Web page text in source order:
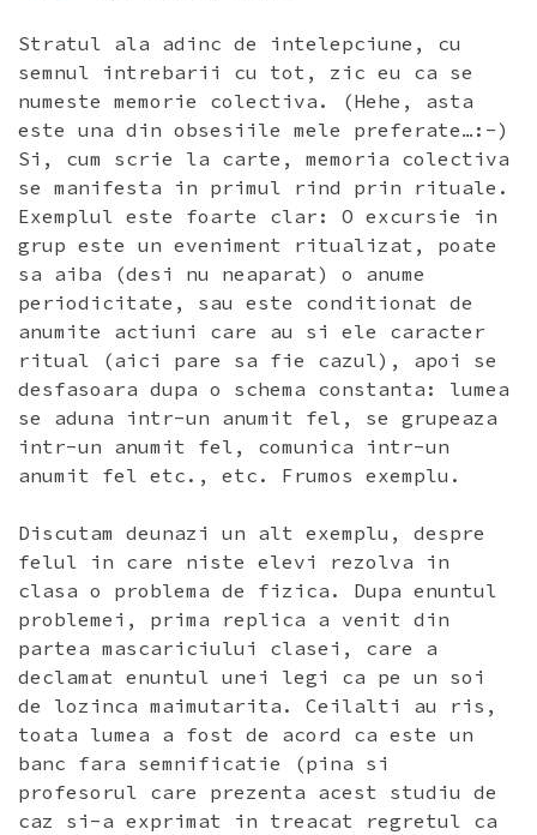
Stratul ala adinc de intelepciune, cu
semnul intrebarii cu tot, zic eu ca se
numeste memorie colectiva. (Hehe, asta
este una din obsesiile mele preferate…:-)
Si, cum scrie la carte, memoria colectiva
se manifesta in primul rind prin rituale.
Exemplul este foarte clar: O excursie in
grup este un eveniment ritualizat, poate
sa aiba (desi nu neaparat) o anume
periodicitate, sau este conditionat de
anumite actiuni care au si ele caracter
ritual (aici pare sa fie cazul), apoi se
desfasoara dupa o schema constanta: lumea
se aduna intr-un anumit fel, se grupeaza
intr-un anumit fel, comunica intr-un
anumit fel etc., etc. Frumos exemplu.
Discutam deunazi un alt exemplu, despre
felul in care niste elevi rezolva in
clasa o problema de fizica. Dupa enuntul
problemei, prima replica a venit din
partea mascariciului clasei, care a
declamat enuntul unei legi ca pe un soi
de lozinca maimutarita. Ceilalti au ris,
toata lumea a fost de acord ca este un
banc fara semnificatie (pina si
profesorul care prezenta acest studiu de
caz si-a exprimat in treacat regretul ca